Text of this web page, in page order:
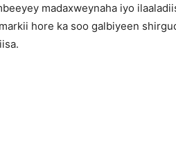
madaxweynaha iyo
hore ka soo galbiyeen